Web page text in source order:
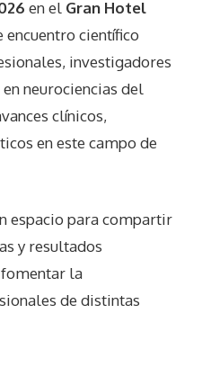
en el Gran Hotel
encuentro científico
investigadores
neurociencias del
clínicos,
en este campo de
espacio para compartir
y resultados
fomentar la
de distintas